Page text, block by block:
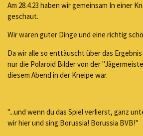
Am 28.4.23 haben wir gemeinsam In einer
geschaut.
Wir waren guter Dinge und eine richtig
Da wir alle so enttäuscht über das
nur die Polaroid Bilder von der
diesem Abend in der Kneipe war.
"...und wenn du das Spiel verlierst, ganz
wir hier und sing:Borussia! Borussia BVB!"